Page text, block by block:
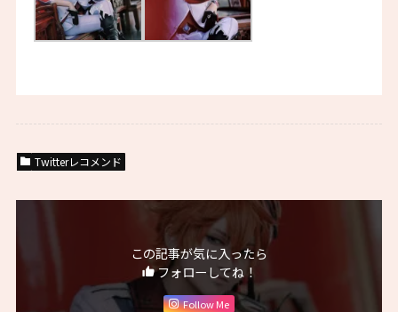
Twitterレコメンド
この記事が気に入ったら
フォローしてね！
Follow Me